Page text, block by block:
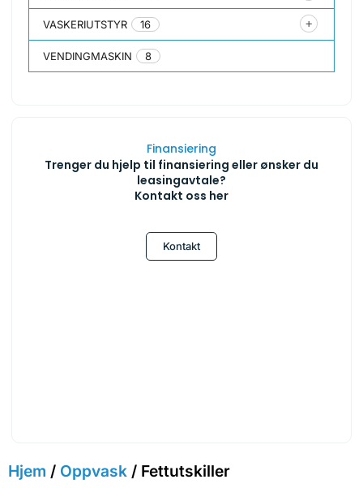
VASKERIUTSTYR 16
VENDINGMASKIN 8
Finansiering
Trenger du hjelp til finansiering eller ønsker du
leasingavtale?
Kontakt oss her
Kontakt
Hjem / Oppvask / Fettutskiller